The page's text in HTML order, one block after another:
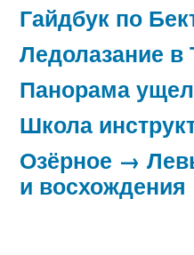
Гайдбук по
Ледолазание в
Панорама
Школа
Озёрное →
и восхождения